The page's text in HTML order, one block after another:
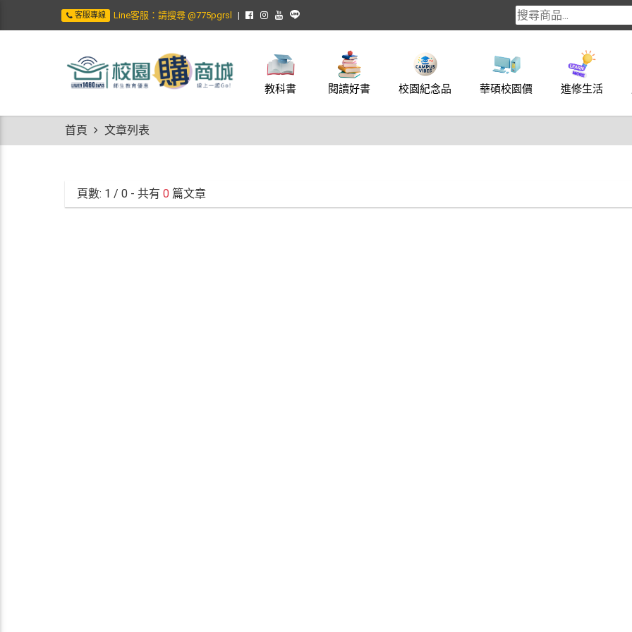
客服專線 Line客服：請搜尋 @775pgrsl
教科書 閱讀好書 校園紀念品 華碩校園價 進修生活
首頁 文章列表
頁數: 1 / 0 - 共有 0 篇文章